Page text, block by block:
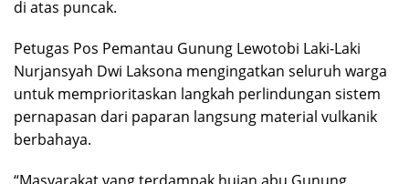
di atas puncak.
Petugas Pos Pemantau Gunung Lewotobi Laki-Laki
Nurjansyah Dwi Laksona mengingatkan seluruh warga
untuk memprioritaskan langkah perlindungan sistem
pernapasan dari paparan langsung material vulkanik
berbahaya.